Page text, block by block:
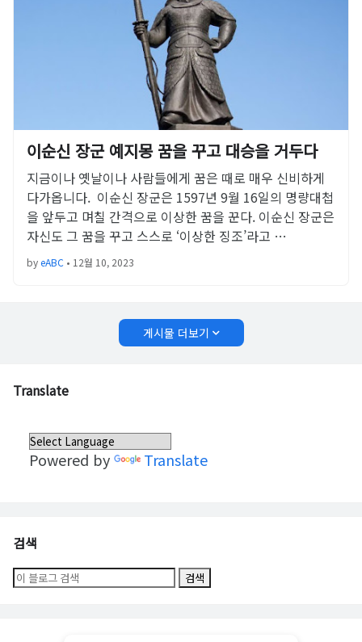
이순신 장군 예지몽 꿈을 꾸고 대승을 거두다
지금이나 옛날이나 사람들에게 꿈은 때로 매우 신비하게
다가옵니다. 이순신 장군은 1597년 9월 16일의 명량대첩
을 앞두고 며칠 간격으로 이상한 꿈을 꾼다. 이순신 장군은
자신도 그 꿈을 꾸고 스스로 ‘이상한 징조’라고 …
byeABC • 12월 10, 2023
게시물 더보기
Translate
Powered by Translate
검색